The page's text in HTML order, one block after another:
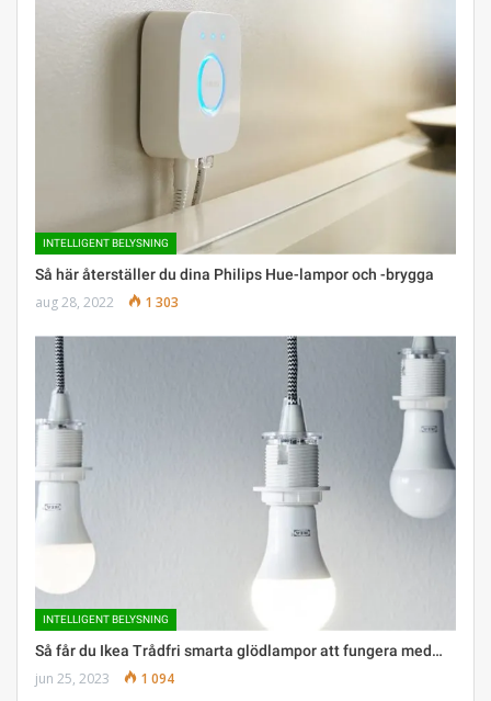
INTELLIGENT BELYSNING
Så här återställer du dina Philips Hue-lampor och -brygga
aug 28, 2022 1 303
INTELLIGENT BELYSNING
Så får du Ikea Trådfri smarta glödlampor att fungera med…
jun 25, 2023 1 094